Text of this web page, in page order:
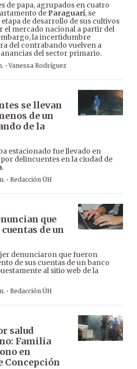
de papa, agrupados en cuatro
de Paraguarí, se
de desarrollo de sus cultivos
el mercado nacional a partir del
la incertidumbre
del contrabando vuelven a
del sector primario.
·Vanessa Rodríguez
se llevan
de un
de la
estacionado fue llevado en
delincuentes en la ciudad de
.
· Redacción ÚH
que
de un
denunciaron que fueron
de sus cuentas de un banco
al sitio web de la
· Redacción ÚH
salud
Familia
en
Concepción